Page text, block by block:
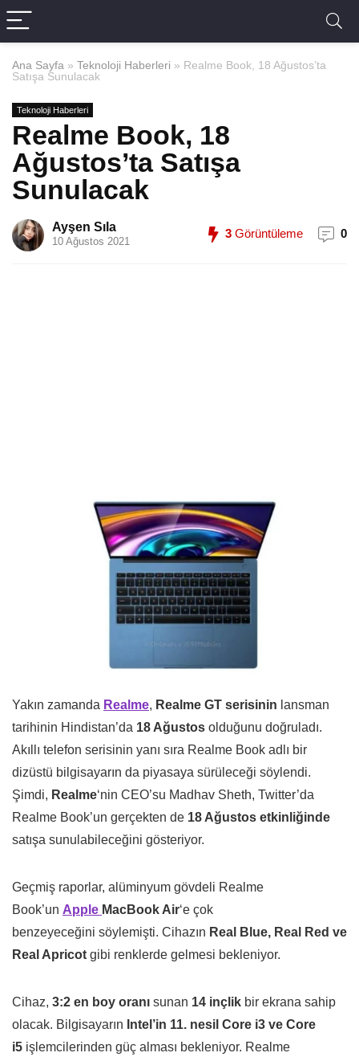
Ana Sayfa » Teknoloji Haberleri » Realme Book, 18 Ağustos’ta
Satışa Sunulacak
Teknoloji Haberleri
Realme Book, 18
Ağustos’ta Satışa
Sunulacak
Ayşen Sıla
10 Ağustos 2021
3 Görüntüleme 0
Yakın zamanda Realme, Realme GT serisinin lansman
tarihinin Hindistan’da 18 Ağustos olduğunu doğruladı.
Akıllı telefon serisinin yanı sıra Realme Book adlı bir
dizüstü bilgisayarın da piyasaya sürüleceği söylendi.
Şimdi, Realme‘nin CEO’su Madhav Sheth, Twitter’da
Realme Book’un gerçekten de 18 Ağustos etkinliğinde
satışa sunulabileceğini gösteriyor.
Geçmiş raporlar, alüminyum gövdeli Realme
Book’un Apple MacBook Air‘e çok
benzeyeceğini söylemişti. Cihazın Real Blue, Real Red ve
Real Apricot gibi renklerde gelmesi bekleniyor.
Cihaz, 3:2 en boy oranı sunan 14 inçlik bir ekrana sahip
olacak. Bilgisayarın Intel’in 11. nesil Core i3 ve Core
i5 işlemcilerinden güç alması bekleniyor. Realme